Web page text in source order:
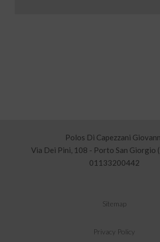
Polos Di Capezzani
Via Dei Pini, 108 - Porto San Giorgio
01133200442
Sitemap
Privacy Policy